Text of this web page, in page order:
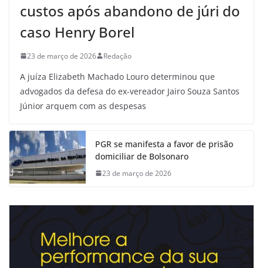
custos após abandono de júri do
caso Henry Borel
23 de março de 2026 Redação
A juíza Elizabeth Machado Louro determinou que
advogados da defesa do ex-vereador Jairo Souza Santos
Júnior arquem com as despesas
PGR se manifesta a favor de prisão
domiciliar de Bolsonaro
23 de março de 2026